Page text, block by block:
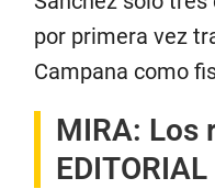
por primera vez
Campana como
MIRA: Los
EDITORIAL